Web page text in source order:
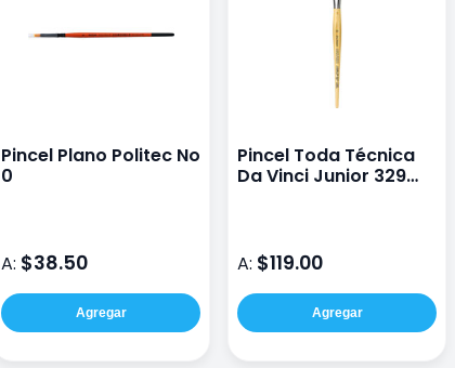
Pincel Plano Politec No
0
A: $38.50
Agregar
Pincel Toda Técnica
Da Vinci Junior 329
A: $119.00
Agregar